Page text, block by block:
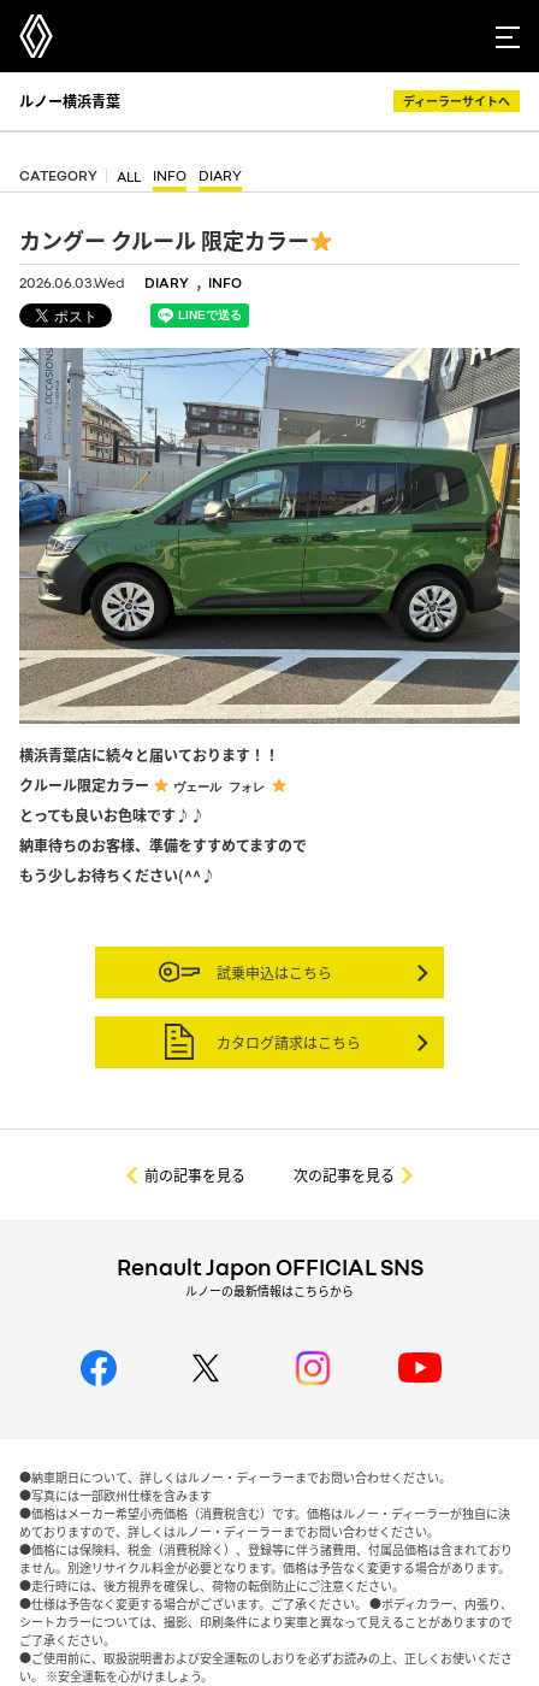
ルノー横浜青葉 ディーラーサイトへ
CATEGORY ALL INFO DIARY
カングー クルール 限定カラー
2026.06.03.Wed DIARY , INFO
横浜青葉店に続々と届いております！！
クルール限定カラー
ヴェール フォレ
とっても良いお色味です♪♪
納車待ちのお客様、準備をすすめてますので
もう少しお待ちください(^^♪
試乗申込はこちら
カタログ請求はこちら
前の記事を見る 次の記事を見る
Renault Japon OFFICIAL SNS
ルノーの最新情報はこちらから
●納車期日について、詳しくはルノー・ディーラーまでお問い合わせください。
●写真には一部欧州仕様を含みます
●価格はメーカー希望小売価格（消費税含む）です。価格はルノー・ディーラーが独自に決
めておりますので、詳しくはルノー・ディーラーまでお問い合わせください。
●価格には保険料、税金（消費税除く）、登録等に伴う諸費用、付属品価格は含まれており
ません。別途リサイクル料金が必要となります。価格は予告なく変更する場合があります。
●走行時には、後方視界を確保し、荷物の転倒防止にご注意ください。
●仕様は予告なく変更する場合がございます。ご了承ください。 ●ボディカラー、内張り、
シートカラーについては、撮影、印刷条件により実車と異なって見えることがありますので
ご了承ください。
●ご使用前に、取扱説明書および安全運転のしおりを必ずお読みの上、正しくお使いくださ
い。 ※安全運転を心がけましょう。